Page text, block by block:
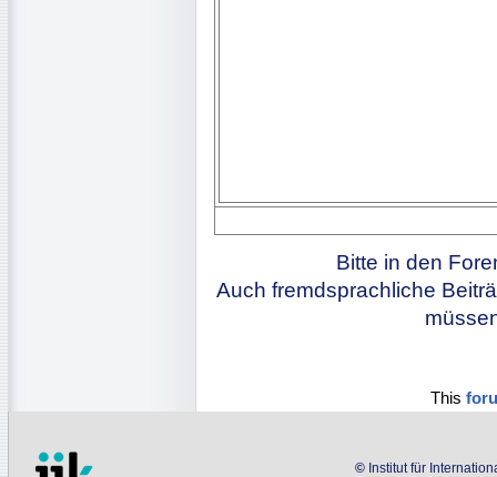
Bitte in den
Auch fremdsprachliche
This
© Institut für